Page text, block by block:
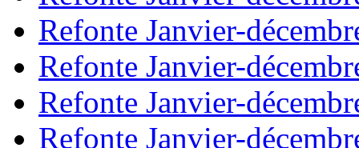
Refonte Janvier-
Refonte Janvier-
Refonte Janvier-
Refonte Janvier-